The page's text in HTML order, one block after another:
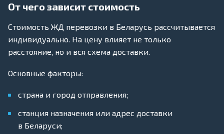
От чего зависит стоимость
Стоимость ЖД перевозки в Беларусь рассчитывается
индивидуально. На цену влияет не только
расстояние, но и вся схема доставки.
Основные факторы:
страна и город отправления;
станция назначения или адрес доставки
в Беларуси;